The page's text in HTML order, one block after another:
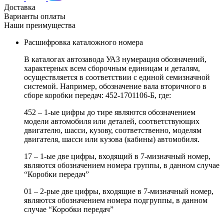
Доставка
Варианты оплаты
Наши преимущества
Расшифровка каталожного номера
В каталогах автозавода УАЗ нумерация обозначений,
характерных всем сборочным единицам и деталям,
осуществляется в соответствии с единой семизначной
системой. Например, обозначение вала вторичного в
сборе коробки передач: 452-1701106-Б, где:
452 – 1-ые цифры до тире являются обозначением
модели автомобиля или деталей, соответствующих
двигателю, шасси, кузову, соответственно, моделям
двигателя, шасси или кузова (кабины) автомобиля.
17 – 1-ые две цифры, входящий в 7-мизначный номер,
являются обозначением номера группы, в данном случае
“Коробки передач”
01 – 2-рые две цифры, входящие в 7-мизначный номер,
являются обозначением номера подгруппы, в данном
случае “Коробки передач”